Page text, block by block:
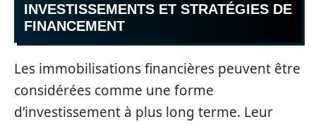
INVESTISSEMENTS ET STRATÉGIES DE
FINANCEMENT
Les immobilisations financières peuvent être
considérées comme une forme
d’investissement à plus long terme. Leur